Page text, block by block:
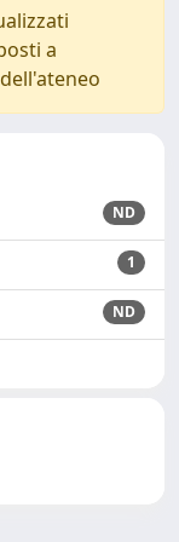
a
ND
1
ND